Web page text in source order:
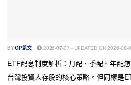
BYOP凱文 2026-07-07 - UPDATED ON 2026-08-
ETF配息制度解析：月配、季配、年配
台灣投資人存股的核心策略。但同樣是